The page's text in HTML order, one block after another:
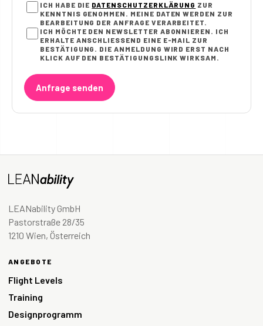
ICH HABE DIE DATENSCHUTZERKLÄRUNG ZUR
KENNTNIS GENOMMEN. MEINE DATEN WERDEN ZUR
BEARBEITUNG DER ANFRAGE VERARBEITET.
ICH MÖCHTE DEN NEWSLETTER ABONNIEREN. ICH
ERHALTE ANSCHLIESSEND EINE E-MAIL ZUR B
ESTÄTIGUNG. DIE ANMELDUNG WIRD ERST NACH K
LICK AUF DEN BESTÄTIGUNGSLINK WIRKSAM.
Anfrage senden
LEANability GmbH
Pastorstraße 28/35
1210 Wien, Österreich
ANGEBOTE
Flight Levels
Training
Designprogramm